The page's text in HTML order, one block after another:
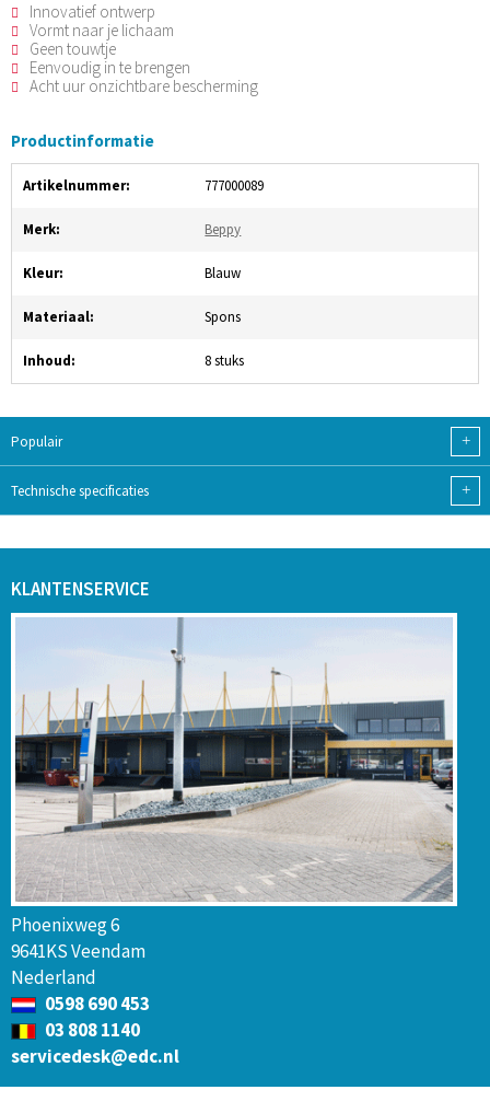
Innovatief ontwerp
Vormt naar je lichaam
Geen touwtje
Eenvoudig in te brengen
Acht uur onzichtbare bescherming
Productinformatie
Artikelnummer: 777000089
Merk: Beppy
Kleur: Blauw
Materiaal: Spons
Inhoud: 8 stuks
Populair +
Technische specificaties +
KLANTENSERVICE
Phoenixweg 6
9641KS Veendam
Nederland
0598 690 453
03 808 1140
servicedesk@edc.nl